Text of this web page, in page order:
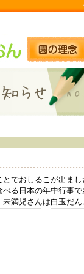
おしるこが出まし
る日本の年中行事
満児さんは白玉だ